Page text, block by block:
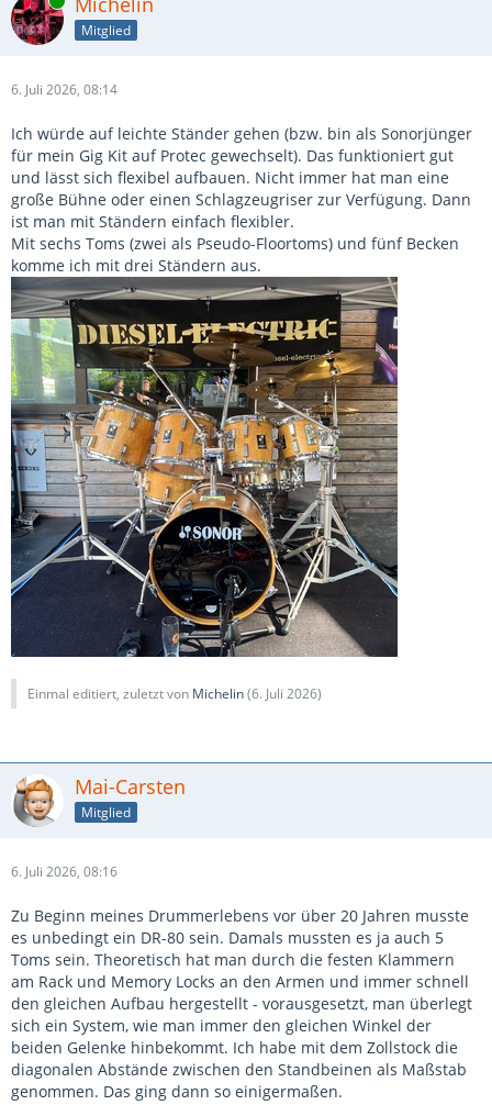
Mitglied
6. Juli 2026, 08:14
Ich würde auf leichte Ständer gehen (bzw. bin als Sonorjünger
für mein Gig Kit auf Protec gewechselt). Das funktioniert gut
und lässt sich flexibel aufbauen. Nicht immer hat man eine
große Bühne oder einen Schlagzeugriser zur Verfügung. Dann
ist man mit Ständern einfach flexibler.
Mit sechs Toms (zwei als Pseudo-Floortoms) und fünf Becken
komme ich mit drei Ständern aus.
Einmal editiert, zuletzt von Michelin(6. Juli 2026)
Mai-Carsten
Mitglied
6. Juli 2026, 08:16
Zu Beginn meines Drummerlebens vor über 20 Jahren musste
es unbedingt ein DR-80 sein. Damals mussten es ja auch 5
Toms sein. Theoretisch hat man durch die festen Klammern
am Rack und Memory Locks an den Armen und immer schnell
den gleichen Aufbau hergestellt - vorausgesetzt, man überlegt
sich ein System, wie man immer den gleichen Winkel der
beiden Gelenke hinbekommt. Ich habe mit dem Zollstock die
diagonalen Abstände zwischen den Standbeinen als Maßstab
genommen. Das ging dann so einigermaßen.